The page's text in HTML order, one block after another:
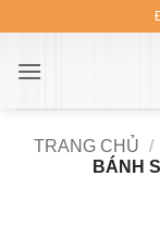
nội
TRANG CHỦ /
BÁNH